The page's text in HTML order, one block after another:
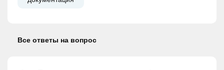
Все ответы на вопрос